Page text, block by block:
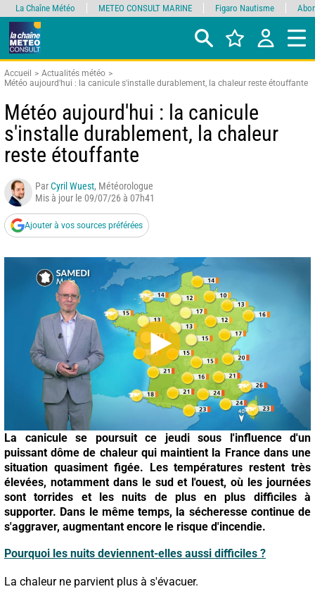
Accueil
Actualités météo
Météo aujourd'hui : la canicule s'installe durablement, la chaleur reste étouffante
Météo aujourd'hui : la canicule
s'installe durablement, la chaleur
reste étouffante
ParCyril Wuest, Météorologue
Mis à jour le 09/07/26 à 07h41
Ajouter à vos sources préférées
La canicule se poursuit ce jeudi sous l'influence d'un
puissant dôme de chaleur qui maintient la France dans une
situation quasiment figée. Les températures restent très
élevées, notamment dans le sud et l'ouest, où les journées
sont torrides et les nuits de plus en plus difficiles à
supporter. Dans le même temps, la sécheresse continue de
s'aggraver, augmentant encore le risque d'incendie.
Pourquoi les nuits deviennent-elles aussi difficiles ?
La chaleur ne parvient plus à s'évacuer.
La Chaîne Météo METEO CONSULT MARINE Figaro Nautisme